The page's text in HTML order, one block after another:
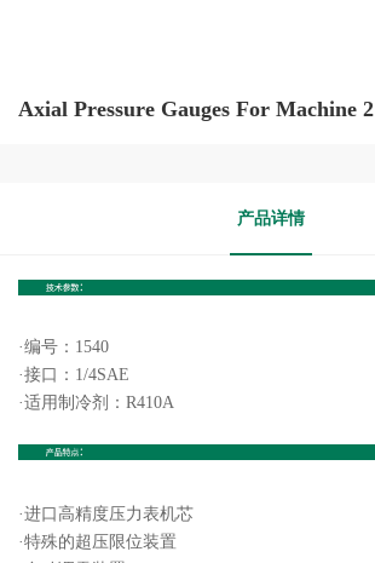
Axial Pressure Gauges For Machine 2
产品详情
·编号：1540
·接口：1/4SAE
·适用制冷剂：R410A
·进口高精度压力表机芯
·特殊的超压限位装置